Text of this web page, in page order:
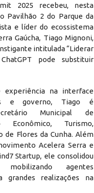
2025 recebeu, nesta
Pavilhão 2 do Parque da
e líder do ecossistema
Gaúcha, Tiago Mignoni,
intitulada “Liderar
pode substituir
experiência na interface
e governo, Tiago é
Municipal de
Econômico, Turismo,
de Flores da Cunha. Além
Acelera Serra e
Startup, ele consolidou
agentes
grandes realizações na